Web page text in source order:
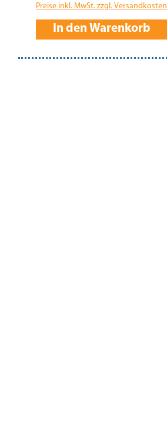
Preise inkl. MwSt. zzgl. Versandkosten
In den Warenkorb